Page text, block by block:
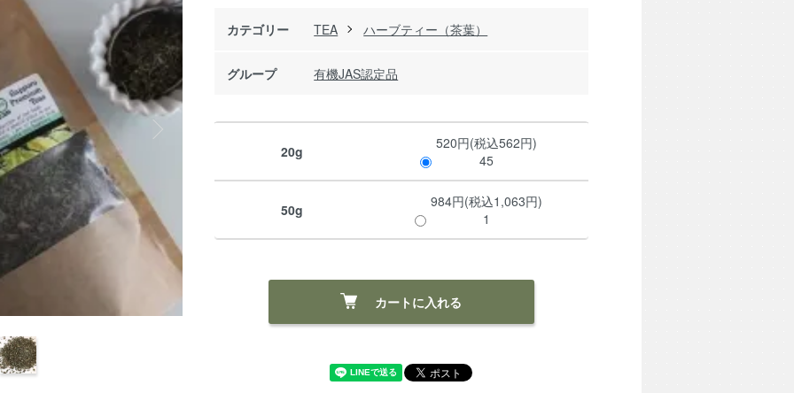
カテゴリー TEA ハーブティー（茶葉）
グループ 有機JAS認定品
20g
520円(税込562円)
45
50g
984円(税込1,063円)
1
カートに入れる